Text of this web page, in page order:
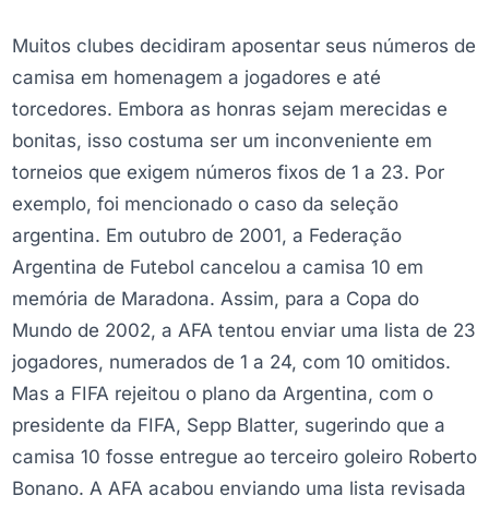
Muitos clubes decidiram aposentar seus números de
camisa em homenagem a jogadores e até
torcedores. Embora as honras sejam merecidas e
bonitas, isso costuma ser um inconveniente em
torneios que exigem números fixos de 1 a 23. Por
exemplo, foi mencionado o caso da seleção
argentina. Em outubro de 2001, a Federação
Argentina de Futebol cancelou a camisa 10 em
memória de Maradona. Assim, para a Copa do
Mundo de 2002, a AFA tentou enviar uma lista de 23
jogadores, numerados de 1 a 24, com 10 omitidos.
Mas a FIFA rejeitou o plano da Argentina, com o
presidente da FIFA, Sepp Blatter, sugerindo que a
camisa 10 fosse entregue ao terceiro goleiro Roberto
Bonano. A AFA acabou enviando uma lista revisada